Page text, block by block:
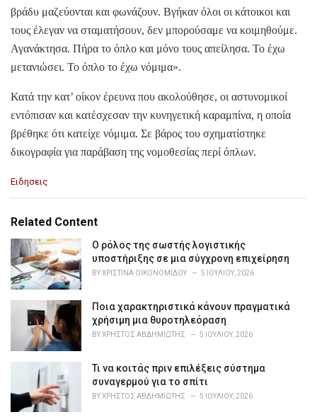
βράδυ μαζεύονται και φωνάζουν. Βγήκαν όλοι οι κάτοικοι και
τους έλεγαν να σταματήσουν, δεν μπορούσαμε να κοιμηθούμε.
Αγανάκτησα. Πήρα το όπλο και μόνο τους απείλησα. Το έχω
μετανιώσει. Το όπλο το έχω νόμιμα».
Κατά την κατ’ οίκον έρευνα που ακολούθησε, οι αστυνομικοί
εντόπισαν και κατέσχεσαν την κυνηγετική καραμπίνα, η οποία
βρέθηκε ότι κατείχε νόμιμα. Σε βάρος του σχηματίστηκε
δικογραφία για παράβαση της νομοθεσίας περί όπλων.
C
e
o
r
e
Ειδησεις
Related Content
Ο ρόλος της σωστής λογιστικής
υποστήριξης σε μια σύγχρονη επιχείρηση
BYΧΡΙΣΤΊΝΑ ΟΙΚΟΝΟΜΊΔΟΥ 5 ΙΟΥΛΊΟΥ, 2026
Ποια χαρακτηριστικά κάνουν πραγματικά
χρήσιμη μια θυροτηλεόραση
BYΧΡΉΣΤΟΣ ΑΒΔΗΜΙΏΤΗΣ 5 ΙΟΥΛΊΟΥ, 2026
Τι να κοιτάς πριν επιλέξεις σύστημα
συναγερμού για το σπίτι
BYΧΡΉΣΤΟΣ ΑΒΔΗΜΙΏΤΗΣ 5 ΙΟΥΛΊΟΥ, 2026